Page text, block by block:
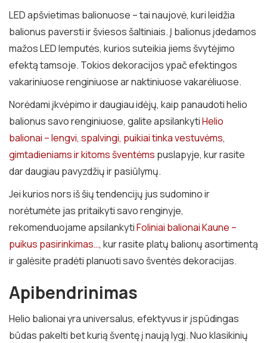
LED apšvietimas balionuose – tai naujovė, kuri leidžia
balionus paversti ir šviesos šaltiniais. Į balionus įdedamos
mažos LED lemputės, kurios suteikia jiems švytėjimo
efektą tamsoje. Tokios dekoracijos ypač efektingos
vakariniuose renginiuose ar naktiniuose vakarėliuose.
Norėdami įkvėpimo ir daugiau idėjų, kaip panaudoti helio
balionus savo renginiuose, galite apsilankytiHelio
balionai – lengvi, spalvingi, puikiai tinka vestuvėms,
gimtadieniams ir kitoms šventėms puslapyje, kur rasite
dar daugiau pavyzdžių ir pasiūlymų.
Jei kurios nors iš šių tendencijų jus sudomino ir
norėtumėte jas pritaikyti savo renginyje,
rekomenduojame apsilankytiFoliniai balionai Kaune –
puikus pasirinkimas…, kur rasite platų balionų asortimentą
ir galėsite pradėti planuoti savo šventės dekoracijas.
Apibendrinimas
Helio balionai yra universalus, efektyvus ir įspūdingas
būdas pakelti bet kurią šventę į naują lygį. Nuo klasikinių